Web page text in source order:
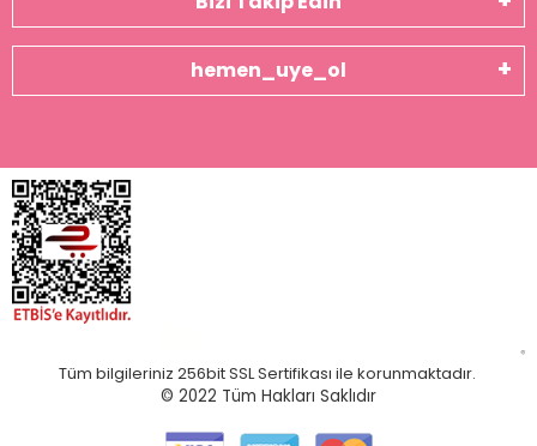
hemen_uye_ol
Tüm bilgileriniz 256bit SSL Sertifikası ile korunmaktadır.
© 2022 Tüm Hakları Saklıdır